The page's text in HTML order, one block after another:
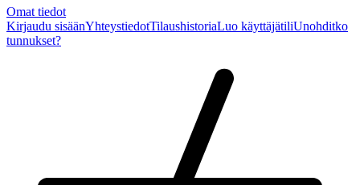
Omat tiedot
Kirjaudu sisäänYhteystiedotTilaushistoriaLuo käyttäjätiliUnohditko
tunnukset?